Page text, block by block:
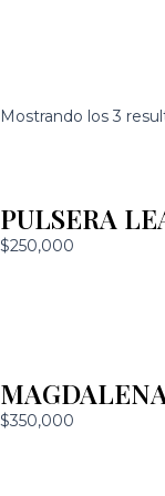
Mostrando los 3
PULSERA
$250,000
$350,000